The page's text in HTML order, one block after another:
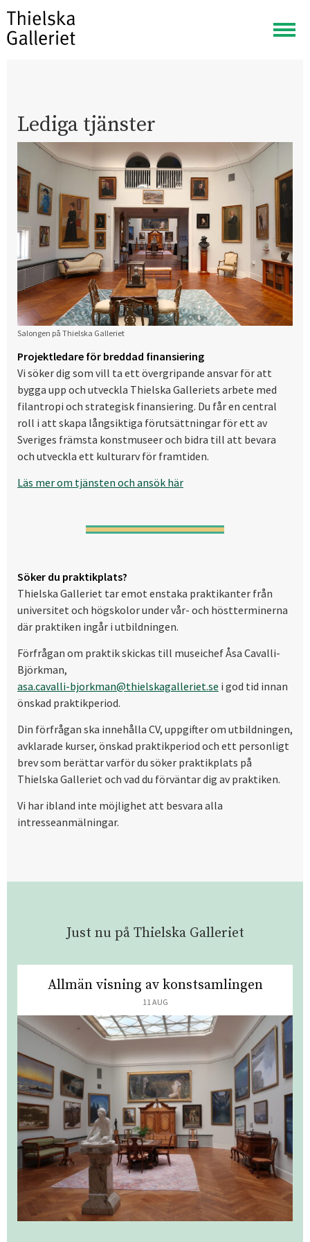
Visa
meny
Lediga tjänster
Salongen på Thielska Galleriet
Projektledare för breddad finansiering
Vi söker dig som vill ta ett övergripande ansvar för att
bygga upp och utveckla Thielska Galleriets arbete med
filantropi och strategisk finansiering. Du får en central
roll i att skapa långsiktiga förutsättningar för ett av
Sveriges främsta konstmuseer och bidra till att bevara
och utveckla ett kulturarv för framtiden.
Läs mer om tjänsten och ansök här
Söker du praktikplats?
Thielska Galleriet tar emot enstaka praktikanter från
universitet och högskolor under vår- och höstterminerna
där praktiken ingår i utbildningen.
Förfrågan om praktik skickas till museichef Åsa Cavalli-
Björkman,
asa.cavalli-bjorkman@thielskagalleriet.se i god tid innan
önskad praktikperiod.
Din förfrågan ska innehålla CV, uppgifter om utbildningen,
avklarade kurser, önskad praktikperiod och ett personligt
brev som berättar varför du söker praktikplats på
Thielska Galleriet och vad du förväntar dig av praktiken.
Vi har ibland inte möjlighet att besvara alla
intresseanmälningar.
Just nu på Thielska Galleriet
Allmän visning av konstsamlingen
11 AUG